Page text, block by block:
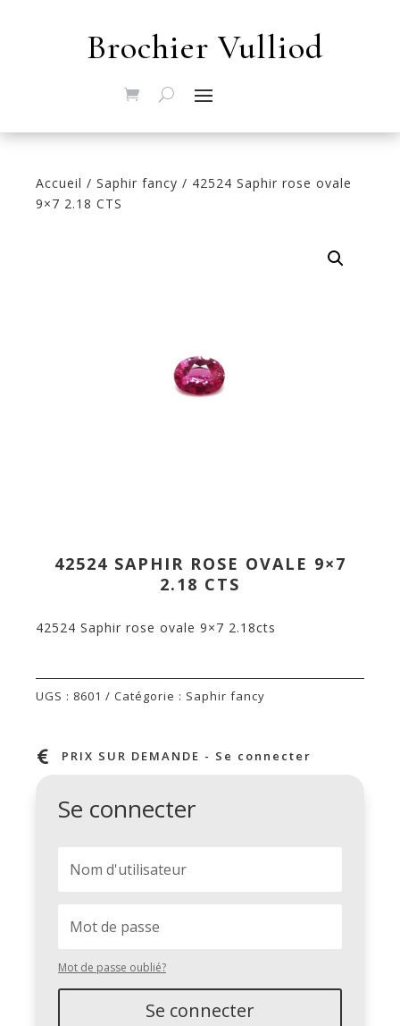
Brochier Vulliod
Accueil / Saphir fancy / 42524 Saphir rose ovale
9×7 2.18 CTS
42524 SAPHIR ROSE OVALE 9×7
2.18 CTS
42524 Saphir rose ovale 9×7 2.18cts
UGS : 8601 Catégorie : Saphir fancy
 PRIX SUR DEMANDE - Se connecter
Se connecter
Mot de passe oublié?
Se connecter